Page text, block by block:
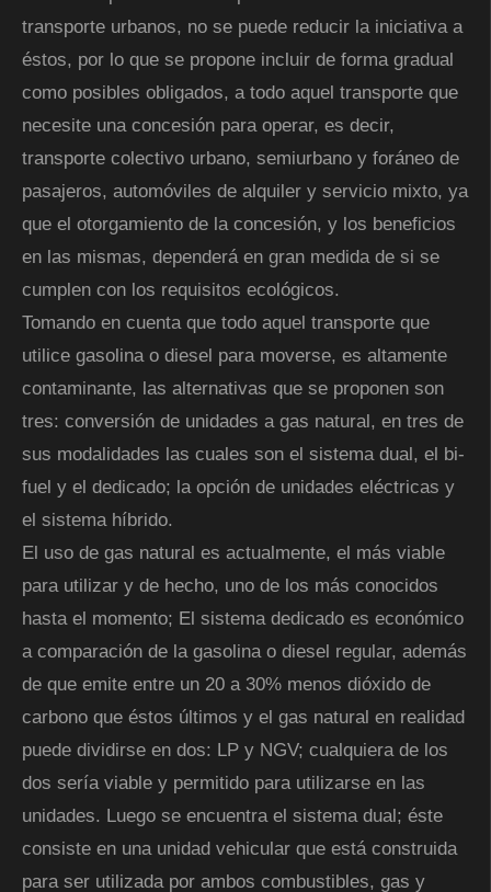
transporte urbanos, no se puede reducir la iniciativa a
éstos, por lo que se propone incluir de forma gradual
como posibles obligados, a todo aquel transporte que
necesite una concesión para operar, es decir,
transporte colectivo urbano, semiurbano y foráneo de
pasajeros, automóviles de alquiler y servicio mixto, ya
que el otorgamiento de la concesión, y los beneficios
en las mismas, dependerá en gran medida de si se
cumplen con los requisitos ecológicos.
Tomando en cuenta que todo aquel transporte que
utilice gasolina o diesel para moverse, es altamente
contaminante, las alternativas que se proponen son
tres: conversión de unidades a gas natural, en tres de
sus modalidades las cuales son el sistema dual, el bi-
fuel y el dedicado; la opción de unidades eléctricas y
el sistema híbrido.
El uso de gas natural es actualmente, el más viable
para utilizar y de hecho, uno de los más conocidos
hasta el momento; El sistema dedicado es económico
a comparación de la gasolina o diesel regular, además
de que emite entre un 20 a 30% menos dióxido de
carbono que éstos últimos y el gas natural en realidad
puede dividirse en dos: LP y NGV; cualquiera de los
dos sería viable y permitido para utilizarse en las
unidades. Luego se encuentra el sistema dual; éste
consiste en una unidad vehicular que está construida
para ser utilizada por ambos combustibles, gas y